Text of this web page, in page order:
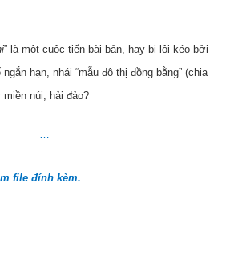
” là một cuộc tiến bài bản, hay bị lôi kéo bởi
hạn, nhái “mẫu đô thị đồng bằng” (chia
miền núi, hải đảo?
…
file đính kèm.